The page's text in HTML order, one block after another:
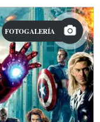
FOTOGALERÍA